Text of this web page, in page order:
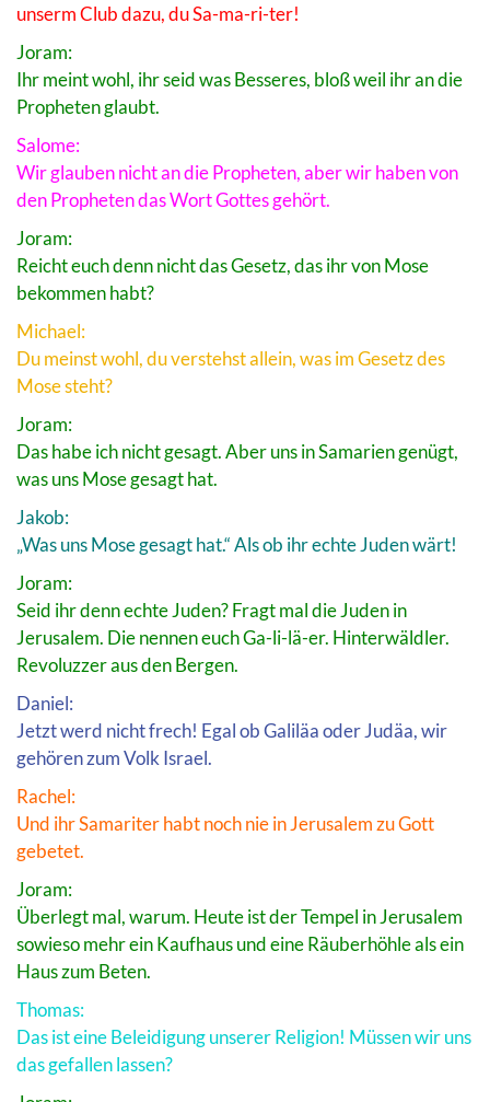
unserm Club dazu, du Sa-ma-ri-ter!
Joram:
Ihr meint wohl, ihr seid was Besseres, bloß weil ihr an die
Propheten glaubt.
Salome:
Wir glauben nicht an die Propheten, aber wir haben von
den Propheten das Wort Gottes gehört.
Joram:
Reicht euch denn nicht das Gesetz, das ihr von Mose
bekommen habt?
Michael:
Du meinst wohl, du verstehst allein, was im Gesetz des
Mose steht?
Joram:
Das habe ich nicht gesagt. Aber uns in Samarien genügt,
was uns Mose gesagt hat.
Jakob:
„Was uns Mose gesagt hat.“ Als ob ihr echte Juden wärt!
Joram:
Seid ihr denn echte Juden? Fragt mal die Juden in
Jerusalem. Die nennen euch Ga-li-lä-er. Hinterwäldler.
Revoluzzer aus den Bergen.
Daniel:
Jetzt werd nicht frech! Egal ob Galiläa oder Judäa, wir
gehören zum Volk Israel.
Rachel:
Und ihr Samariter habt noch nie in Jerusalem zu Gott
gebetet.
Joram:
Überlegt mal, warum. Heute ist der Tempel in Jerusalem
sowieso mehr ein Kaufhaus und eine Räuberhöhle als ein
Haus zum Beten.
Thomas:
Das ist eine Beleidigung unserer Religion! Müssen wir uns
das gefallen lassen?